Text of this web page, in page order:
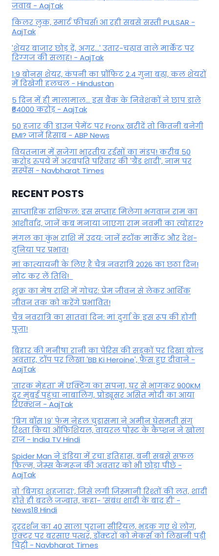
जवाब - AajTak
किलर लुक, स्मार्ट फीचर्स! आ रही सबसे सस्ती PULSAR -
AajTak
'शेयर बाजार छोड़ दें, अगर...' उतार-चढ़ाव वाले मार्केट पर
दिग्‍गज की सलाह! - AajTak
1:9 बोनस शेयर, कंपनी का प्रॉफिट 2.4 गुना बढ़ा, कल शेयरों
में दिखेगी हलचल - Hindustan
5 दिन में ही मालामाल... इस बैंक के निवेशकों ने छाप डाले
₹64000 करोड़ - AajTak
50 हजार की डाउन पेमेंट पर Fronx खरीदें तो कितनी बनेगी
EMI? जानें हिसाब - ABP News
वियतनाम में सजेगा भारतीय रईसों का मंडप! करीब 50
करोड़ रुपये में अरबपति परिवार की 'ग्रैंड शादी', नाम पर
सस्पेंस - Navbharat Times
RECENT POSTS
साप्ताहिक राशिफल: इस सप्ताह मिलेगा भगवान राम का
आशीर्वाद, जानें कब मनाया जाएगा राम नवमी का त्योहार?
मंगल का कुंभ राशि में उदय: जानें स्‍टॉक मार्केट और देश-
दुनिया पर प्रभाव!
मां कात्‍यायनी के लिए है चैत्र नवरात्रि 2026 का छठा दिन!
नोट कर लें तिथि!
शुक्र का मेष राशि में गोचर: प्रेम जीवन से लेकर आर्थिक
जीवन तक को करेंगे प्रभावित!
चैत्र नवरात्रि का सातवां दिन: मां दुर्गा के इस रूप की होगी
पूजा!
बिहार की मनीषा रानी का पेरिस की सड़कों पर दिखा बोल्ड
अवतार, टॉप पर लिखा 'BB Ki Heroine', फैंस हुए दीवाने -
AajTak
'तारक मेहता' में एक्टिंग का सपना, घर से भागकर 900KM
दूर मुंबई पहुंचा नाबालिग, प्रोड्यूसर असित मोदी का आया
रिएक्शन - AajTak
'बिग बॉस 19' फेम नेहल चुडासमा ने अमीन घेसमती संग
रिश्ता किया ऑफिशियल, वायरल पोस्ट के कैप्शन ने खोला
राज - India TV Hindi
Spider Man ने इंडिया में रचा इतिहास, बनी सबसे सफल
फिल्म, जेम्स कैमरून की अवतार को भी छोड़ा पीछे -
AajTak
वो ‘बिगड़ा शहजादा’, जिसे लगी जिस्मानी रिश्तों की लत, शादी
होते ही बदले जज्बात, कहा- 'संबंध शादी के बाद ही' -
News18 Hindi
दूरदर्शन का 40 साला पुराना सीरियल, भड़क गए थे लोग,
एक्टर पर बरसाए पत्थर, डॉक्टरों को मेकर्स को लिखनी पड़ी
चिट्ठी - Navbharat Times